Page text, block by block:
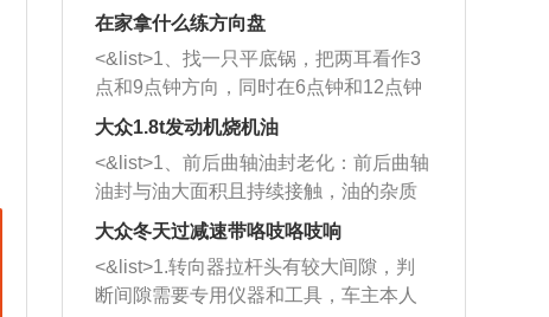
者是细棍，直接将杂物给取出来，如果
堵塞情况比较严重，也可以采取应急措
施。 <&list>2、直接利用木棍将所有的
杂物推到排气管里面的位置处，然后将
三元催化器拆解开，就可以将堵塞的东
西取出来。但如果是因为积碳过多引起
的堵塞，就需要将三元催化器泡在草酸
洗剂对堵塞的情况得到解决，将清洗剂
放在燃油箱中，与燃油混合后，车辆启
动时，就可以和汽油一起进入到燃烧
在家拿什么练方向盘
<&list>1、找一只平底锅，把两耳看作3
点和9点钟方向，同时在6点钟和12点钟
方向做一个标记。 <&list>2、双手握住
一圈半的练习，往右同样也要打相同的
圈数。 <&list>3、最后强调要反复练
习，这样就可以形成肌肉记忆，在真实
驾驶车辆时，不需要记忆也能打好方
向。
大众1.8t发动机烧机油
<&list>1、前后曲轴油封老化：前后曲轴
油封与油大面积且持续接触，油的杂质
和发动机内持续温度变化使其密封效果
逐渐减弱，导致渗油或漏油。<&list>2、
活塞间隙过大：积碳会使活塞环与缸体
的间隙扩大，导致机油流入燃烧室中，
大众冬天过减速带咯吱咯吱响
<&list>1.转向器拉杆头有较大间隙，判
断间隙需要专用仪器和工具，车主本人